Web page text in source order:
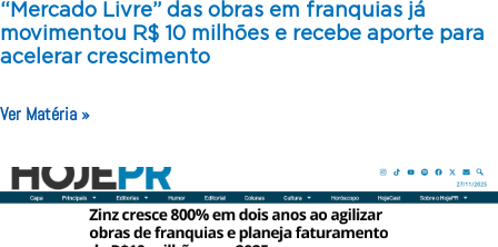
“Mercado Livre” das obras em franquias já
movimentou R$ 10 milhões e recebe aporte para
acelerar crescimento
Ver Matéria »